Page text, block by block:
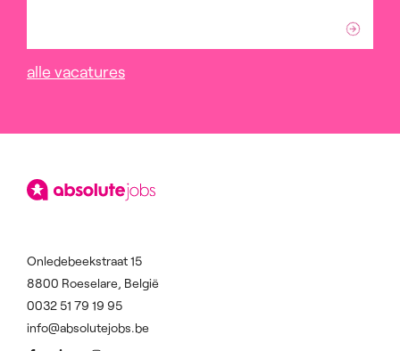
alle vacatures
Onledebeekstraat 15
8800 Roeselare, België
0032 51 79 19 95
info@absolutejobs.be